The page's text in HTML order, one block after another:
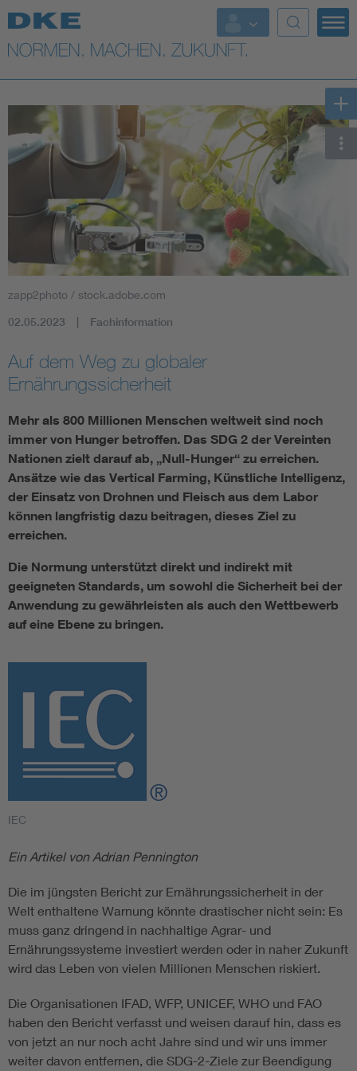
Top-Themen
VDE Fokusthemen
Digital Security
Health
Industry
Mobility
Smart Cities
DKE Fachinformationen im Kontext der Normung
Blitzschutz: DIN EN 62305 in der Übersicht
Circular Economy für mehr Ressourceneffizienz
Cybersecurity in der Industrieautomatisierung
DIN VDE 0100 für sichere Elektroinstallationen
zapp2photo / stock.adobe.com
02.05.2023 Fachinformation
Auf dem Weg zu globaler
Ernährungssicherheit
Mehr als 800 Millionen Menschen weltweit sind noch
immer von Hunger betroffen. Das SDG 2 der Vereinten
Nationen zielt darauf ab, „Null-Hunger“ zu erreichen.
Ansätze wie das Vertical Farming, Künstliche Intelligenz,
der Einsatz von Drohnen und Fleisch aus dem Labor
können langfristig dazu beitragen, dieses Ziel zu
erreichen.
Die Normung unterstützt direkt und indirekt mit
geeigneten Standards, um sowohl die Sicherheit bei der
Anwendung zu gewährleisten als auch den Wettbewerb
auf eine Ebene zu bringen.
IEC
Ein Artikel von Adrian Pennington
Die im jüngsten Bericht zur Ernährungssicherheit in der
Welt enthaltene Warnung könnte drastischer nicht sein: Es
muss ganz dringend in nachhaltige Agrar- und
Ernährungssysteme investiert werden oder in naher Zukunft
wird das Leben von vielen Millionen Menschen riskiert.
Die Organisationen IFAD, WFP, UNICEF, WHO und FAO
haben den Bericht verfasst und weisen darauf hin, dass es
von jetzt an nur noch acht Jahre sind und wir uns immer
weiter davon entfernen, die SDG-2-Ziele zur Beendigung